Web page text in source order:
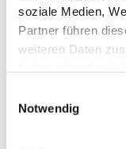
soziale Medien,
Partner führen
weiteren Daten
Notwendig